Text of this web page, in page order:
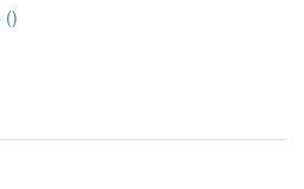
заключается в
()